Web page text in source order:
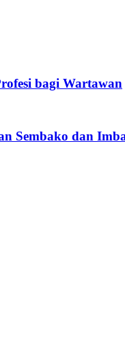
bagi Wartawan
Sembako dan